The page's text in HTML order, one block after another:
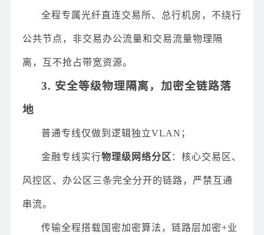
全程专属光纤直连交易所、总行机房，不绕行
公共节点，非交易办公流量和交易流量物理隔
离，互不抢占带宽资源。
3. 安全等级物理隔离，加密全链路落
地
普通专线仅做到逻辑独立VLAN；
金融专线实行物理级网络分区 ：核心交易区、
风控区、办公区三条完全分开的链路，严禁互通
串流。
传输全程搭载国密加密算法，链路层加密+业